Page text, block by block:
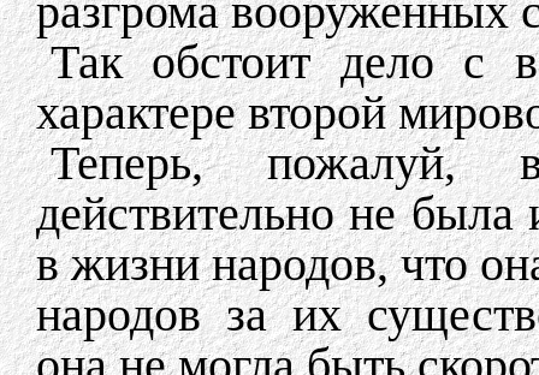
разгрома вооруженных
Так обстоит дело с
характере второй
Теперь, пожалуй,
действительно не
в жизни народов, что
народов за их